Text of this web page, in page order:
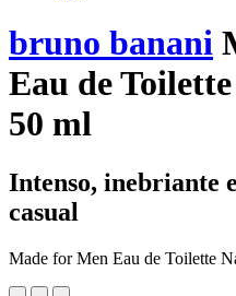
bruno banani
Eau de
50 ml
Intenso, inebriante
casual
Made for Men Eau de Toilette